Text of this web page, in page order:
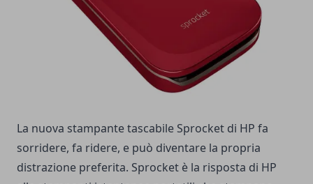
La nuova stampante tascabile Sprocket di HP fa
sorridere, fa ridere, e può diventare la propria
distrazione preferita. Sprocket è la risposta di HP